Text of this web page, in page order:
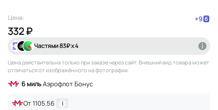
Цена: +9
332 ₽
Частями83₽ х 4
Цена действительна только при заказе через сайт. Внешний вид товара может
отличаться от изображённого на фотографии.
6 мильАэрофлот Бонус
От1105.56
i